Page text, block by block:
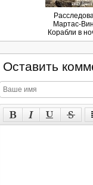
Мартас-
Корабли в
Оставить